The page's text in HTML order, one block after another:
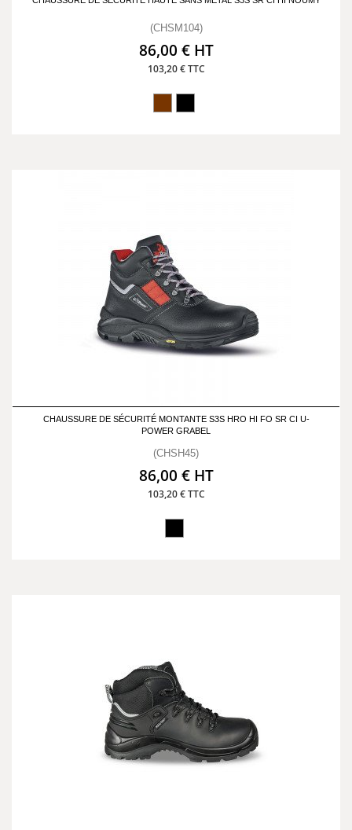
(CHSM104)
86,00 € HT
103,20 € TTC
CHAUSSURE DE SÉCURITÉ MONTANTE S3S HRO HI FO SR CI U-
POWER GRABEL
(CHSH45)
86,00 € HT
103,20 € TTC